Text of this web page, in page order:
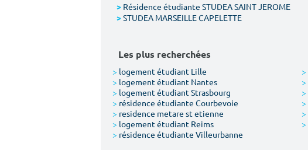
> Résidence étudiante STUDEA SAINT JEROME
>STUDEA MARSEILLE CAPELETTE
Les plus recherchées
> logement étudiant Lille >
> logement étudiant Nantes >
> logement étudiant Strasbourg >
> résidence étudiante Courbevoie >
> residence metare st etienne >
> logement étudiant Reims >
> résidence étudiante Villeurbanne